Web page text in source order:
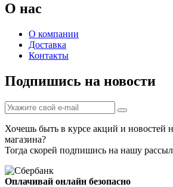
О нас
О компании
Доставка
Контакты
Подпишись на новости
Хочешь быть в курсе акций и новостей
магазина?
Тогда скорей подпишись на нашу
Оплачивай онлайн безопасно